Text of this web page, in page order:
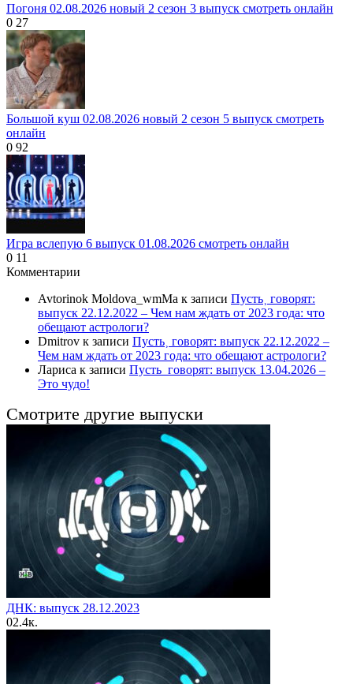
Погоня 02.08.2026 новый 2 сезон 3 выпуск смотреть онлайн
0 27
Большой куш 02.08.2026 новый 2 сезон 5 выпуск смотреть
онлайн
0 92
Игра вслепую 6 выпуск 01.08.2026 смотреть онлайн
0 11
Комментарии
Avtorinok Moldova_wmMa к записи Пусть˲ говорят:
выпуск 22.12.2022 – Чем нам ждать от 2023 года: что
обещают астрологи?
Dmitrov к записи Пусть˲ говорят: выпуск 22.12.2022 –
Чем нам ждать от 2023 года: что обещают астрологи?
Лариса к записи Пусть_говорят: выпуск 13.04.2026 –
Это чудо!
Смотрите другие выпуски
ДНК: выпуск 28.12.2023
02.4к.